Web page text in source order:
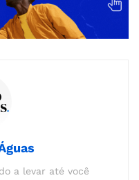
a levar até você